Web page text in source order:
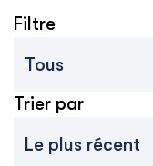
Filtre
Trier par